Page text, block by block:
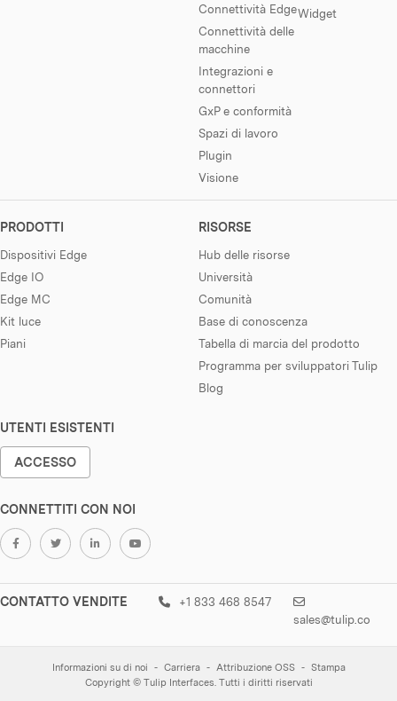
Connettività Edge
Connettività delle
macchine
Integrazioni e
connettori
GxP e conformità
Spazi di lavoro
Plugin
Visione
Widget
PRODOTTI
Dispositivi Edge
Edge IO
Edge MC
Kit luce
Piani
RISORSE
Hub delle risorse
Università
Comunità
Base di conoscenza
Tabella di marcia del prodotto
Programma per sviluppatori Tulip
Blog
UTENTI ESISTENTI
ACCESSO
CONNETTITI CON NOI
CONTATTO VENDITE
+1 833 468 8547
sales@tulip.co
Informazioni su di noi Carriera Attribuzione OSS
Stampa
Copyright © Tulip Interfaces. Tutti i diritti riservati